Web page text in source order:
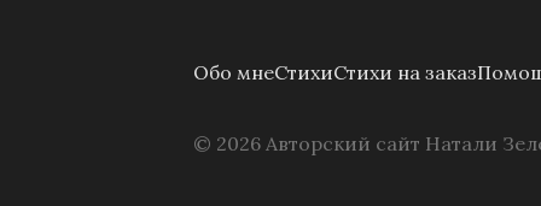
Обо мнеСтихиСтихи на заказ
© 2026 Авторский сайт Натали